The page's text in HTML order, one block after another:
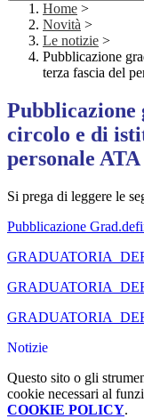
Home >
Novità >
Le notizie >
Pubblicazione
terza fascia del
circolo e di
personale ATA
Si prega di leggere le
Pubblicazione
Notizie
Questo sito o gli
cookie necessari al
COOKIE POLICY.